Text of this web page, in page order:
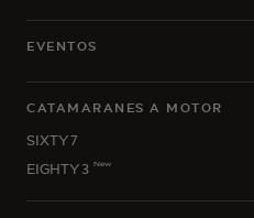
EVENTOS
CATAMARANES A MOTOR
SIXTY 7
EIGHTY 3 New